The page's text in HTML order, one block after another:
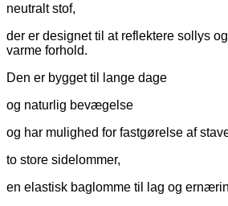
neutralt stof,
der er designet til at reflektere sollys
varme forhold.
Den er bygget til lange dage
og naturlig bevægelse
og har mulighed for fastgørelse af
to store sidelommer,
en elastisk baglomme til lag og